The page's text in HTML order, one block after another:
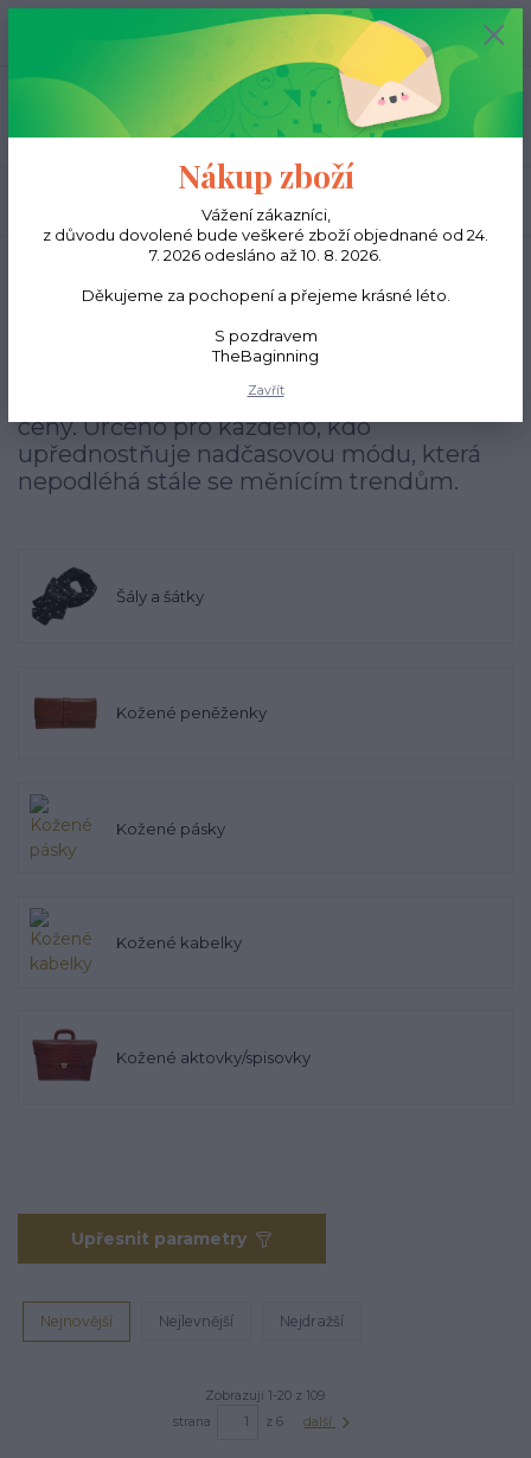
Menu
0,00 Kč
Úvod Classic
Classic
Kožené peněženky, kabelky, tašky, a
výhradně z pravé kůže
ceny. Určeno pro každého, kdo
upřednostňuje nadčasovou módu, která
nepodléhá stále se měnícím trendům.
Šály a šátky
Kožené peněženky
Kožené pásky
Kožené kabelky
Kožené aktovky/spisovky
Upřesnit parametry
Nejnovější Nejlevnější Nejdražší
Zobrazuji 1-20 z 109
strana
z 6 další
Nákup zboží
Vážení zákazníci,
z důvodu dovolené bude veškeré zboží objednané od 24.
7. 2026 odesláno až 10. 8. 2026.
Děkujeme za pochopení a přejeme krásné léto.
S pozdravem
TheBaginning
Zavřít